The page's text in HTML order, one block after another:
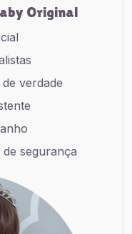
Original
verdade
segurança